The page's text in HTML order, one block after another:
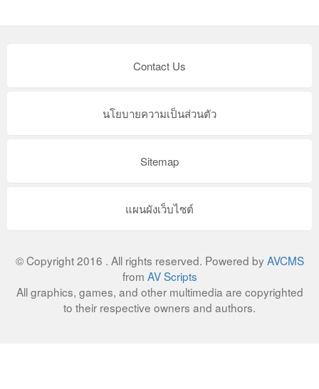
Contact Us
นโยบายความเป็นส่วนตัว
Sitemap
แผนผังเว็บไซต์
© Copyright 2016 . All rights reserved. Powered by AVCMS
from AV Scripts
All graphics, games, and other multimedia are copyrighted
to their respective owners and authors.